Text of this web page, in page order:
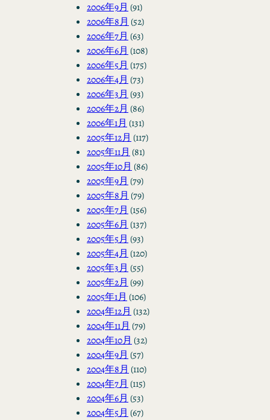
2006年9月 (91)
2006年8月 (52)
2006年7月 (63)
2006年6月 (108)
2006年5月 (175)
2006年4月 (73)
2006年3月 (93)
2006年2月 (86)
2006年1月 (131)
2005年12月 (117)
2005年11月 (81)
2005年10月 (86)
2005年9月 (79)
2005年8月 (79)
2005年7月 (156)
2005年6月 (137)
2005年5月 (93)
2005年4月 (120)
2005年3月 (55)
2005年2月 (99)
2005年1月 (106)
2004年12月 (132)
2004年11月 (79)
2004年10月 (32)
2004年9月 (57)
2004年8月 (110)
2004年7月 (115)
2004年6月 (53)
2004年5月 (67)